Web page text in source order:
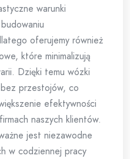
warunki
oferujemy również
które minimalizują
Dzięki temu wózki
przestojów, co
efektywności
naszych klientów.
jest niezawodne
w codziennej pracy